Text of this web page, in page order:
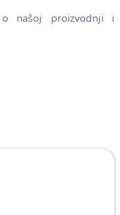
našoj proizvodnji i